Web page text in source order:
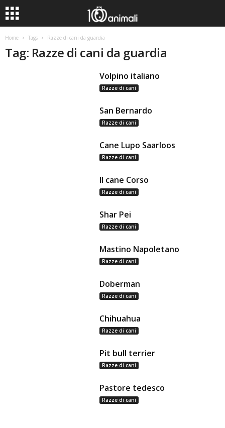
Home Tags Razze di cani da guardia
Tag: Razze di cani da guardia
Volpino italiano
Razze di cani
San Bernardo
Razze di cani
Cane Lupo Saarloos
Razze di cani
Il cane Corso
Razze di cani
Shar Pei
Razze di cani
Mastino Napoletano
Razze di cani
Doberman
Razze di cani
Chihuahua
Razze di cani
Pit bull terrier
Razze di cani
Pastore tedesco
Razze di cani